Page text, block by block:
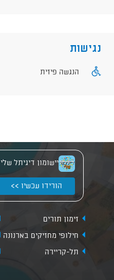
נגישות
הנגשה פיזית
יישומון דיגיתל שלי
הורידו עכשיו >>
זימון תורים
חילופי מחזיקים בארנונה
תל-קריירה